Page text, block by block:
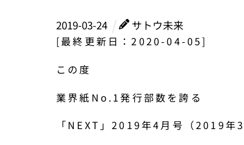
2019-03-24
サトウ未来
[最終更新日：2020-04-05]
この度
業界紙No.1発行部数を誇る
「NEXT」2019年4月号（2019年